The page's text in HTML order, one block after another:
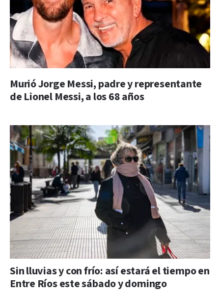
Murió Jorge Messi, padre y representante
de Lionel Messi, a los 68 años
Sin lluvias y con frío: así estará el tiempo en
Entre Ríos este sábado y domingo